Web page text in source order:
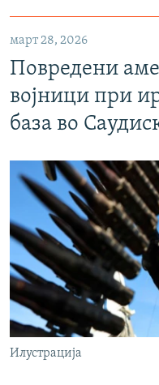
март 28, 2026
Повредени
војници при
база во
Илустрација